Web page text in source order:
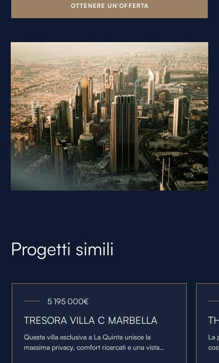
Progetti simili
5 195 000€
TRESORA VILLA C MARBELLA
Questa villa esclusiva a La Quinta unisce la
massima privacy, comfort ricercati e una vista
La